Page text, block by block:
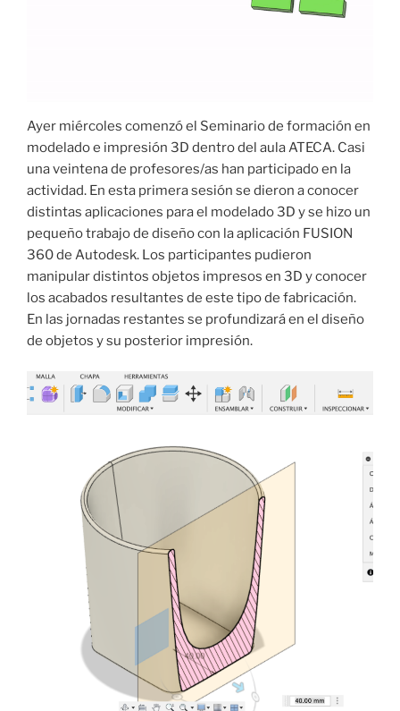
Ayer miércoles comenzó el Seminario de formación en
modelado e impresión 3D dentro del aula ATECA. Casi
una veintena de profesores/as han participado en la
actividad. En esta primera sesión se dieron a conocer
distintas aplicaciones para el modelado 3D y se hizo un
pequeño trabajo de diseño con la aplicación FUSION
360 de Autodesk. Los participantes pudieron
manipular distintos objetos impresos en 3D y conocer
los acabados resultantes de este tipo de fabricación.
En las jornadas restantes se profundizará en el diseño
de objetos y su posterior impresión.